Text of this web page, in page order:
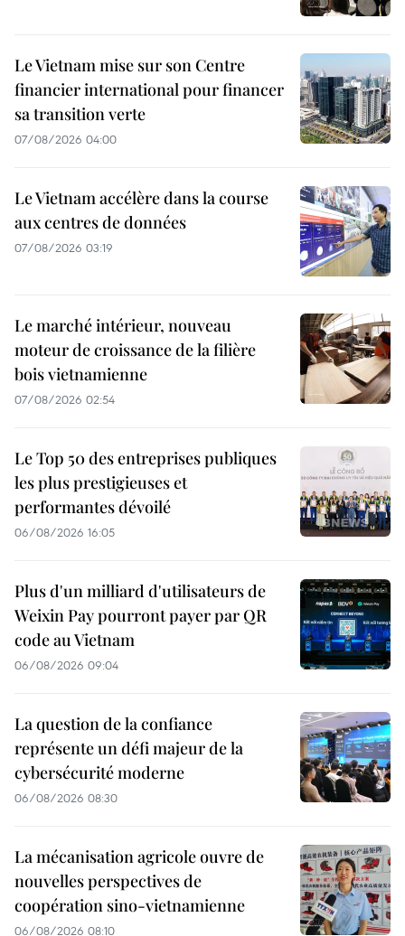
Le Vietnam mise sur son Centre
financier international pour financer
sa transition verte
07/08/2026 04:00
Le Vietnam accélère dans la course
aux centres de données
07/08/2026 03:19
Le marché intérieur, nouveau
moteur de croissance de la filière
bois vietnamienne
07/08/2026 02:54
Le Top 50 des entreprises publiques
les plus prestigieuses et
performantes dévoilé
06/08/2026 16:05
Plus d'un milliard d'utilisateurs de
Weixin Pay pourront payer par QR
code au Vietnam
06/08/2026 09:04
La question de la confiance
représente un défi majeur de la
cybersécurité moderne
06/08/2026 08:30
La mécanisation agricole ouvre de
nouvelles perspectives de
coopération sino-vietnamienne
06/08/2026 08:10